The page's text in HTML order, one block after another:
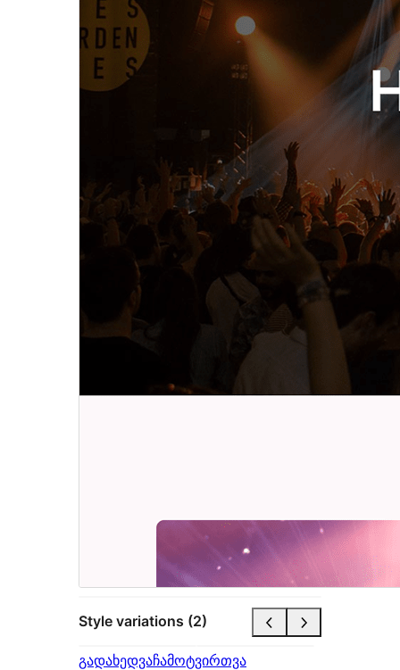
Style variations (2)
გადახედვაჩამოტვირთვა